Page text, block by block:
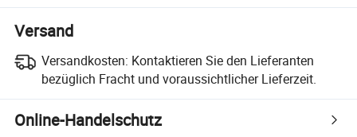
Versand
Versandkosten: Kontaktieren Sie den Lieferanten
bezüglich Fracht und voraussichtlicher Lieferzeit.
Online-Handelschutz